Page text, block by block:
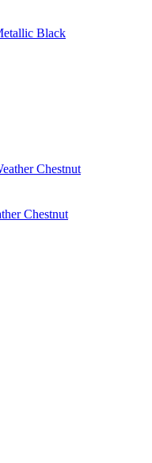
Black
Chestnut